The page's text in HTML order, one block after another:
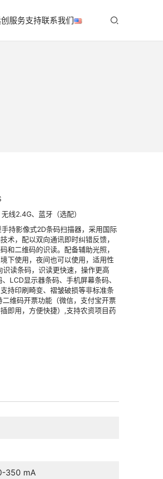
服务支持联系我们
线2.4G、蓝牙（选配）
持影像式2D条码扫描器，采用国际
术，配以双向通讯即时纠错反馈，
和二维码的识读。配备辅助光照，
下使用，夜间也可以使用，适用性
读条码，识读更快速，操作更高
LCD显示器条码、手机屏幕条码、
持印刷畸变、褶皱破损等非标准条
维码开票功能（微信，支付宝开票
即用，方便快捷）,支持农资项目药
350 mA